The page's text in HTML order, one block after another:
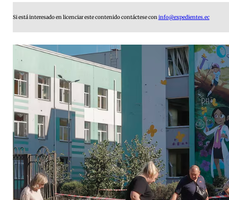
Si está interesado en licenciar este contenido contáctese coninfo@expedientes.ec